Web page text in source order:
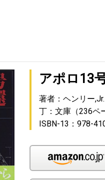
アポロ13
著者：ヘンリー
丁：文庫（236ペ
ISBN-13：978-